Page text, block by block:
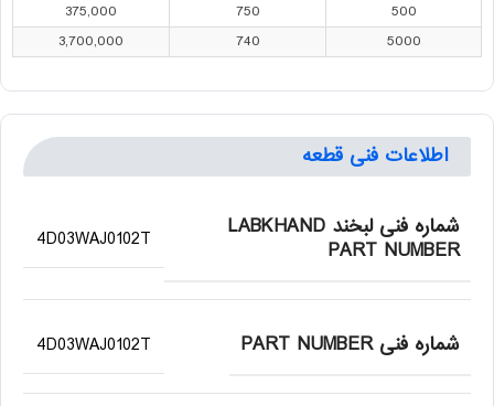
500
750
375,000
5000
740
3,700,000
اطلاعات فنی قطعه
شماره فنی لبخند LABKHAND
PART NUMBER
4D03WAJ0102T
شماره فنی PART NUMBER 4D03WAJ0102T